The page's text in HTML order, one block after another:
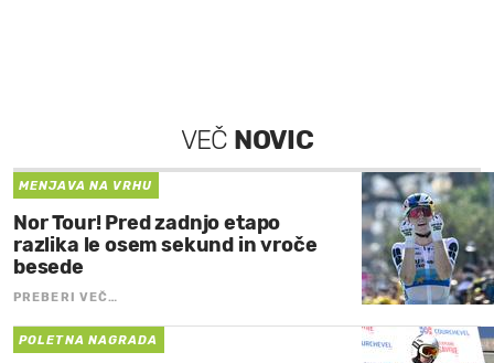
VEČ NOVIC
MENJAVA NA VRHU
Nor Tour! Pred zadnjo etapo
razlika le osem sekund in vroče
besede
PREBERI VEČ…
POLETNA NAGRADA